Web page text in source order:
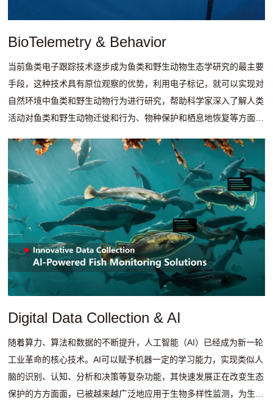
BioTelemetry & Behavior
当前鱼类电子跟踪技术逐步成为鱼类和野生动物生态学研究的最主要
手段，这种技术具有原位观察的优势，利用电子标记，就可以实现对
自然环境中鱼类和野生动物行为进行研究，帮助科学家深入了解人类
活动对鱼类和野生动物迁徙和行为、物种保护和栖息地恢复等方面的
Digital Data Collection & AI
随着算力、算法和数据的不断提升，人工智能（AI）已经成为新一轮
工业革命的核心技术。AI可以赋予机器一定的学习能力，实现类似人
脑的识别、认知、分析和决策等复杂功能，其快速发展正在改变生态
保护的方方面面，已被越来越广泛地应用于生物多样性监测，为生物